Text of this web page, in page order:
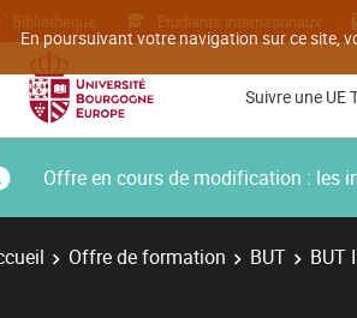
En poursuivant votre navigation sur ce site,
Bibliothèque Etudiants internationaux
Suivre une UE
Offre en cours de modification : les
Offre de formation BUT BUT